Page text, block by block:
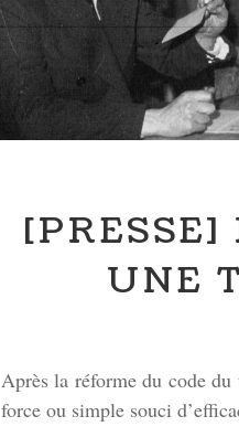
[PRESSE]
UNE
Après la réforme du code du
force ou simple souci